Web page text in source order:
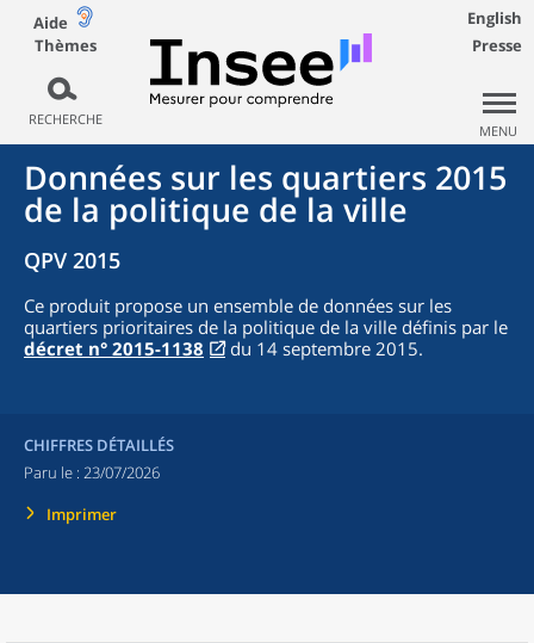
Aide
Thèmes
RECHERCHE
English
Presse
MENU
Données sur les quartiers 2015
de la politique de la ville
QPV 2015
Ce produit propose un ensemble de données sur les
quartiers prioritaires de la politique de la ville définis par le
décret n° 2015-1138
du 14 septembre 2015.
CHIFFRES DÉTAILLÉS
Paru le : 23/07/2026
Imprimer